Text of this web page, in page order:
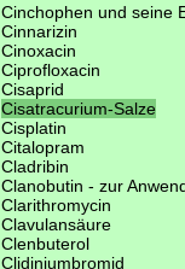
Cinchophen und seine
Cinnarizin
Cinoxacin
Ciprofloxacin
Cisaprid
Cisatracurium-Salze
Cisplatin
Citalopram
Cladribin
Clanobutin - zur
Clarithromycin
Clavulansäure
Clenbuterol
Clidiniumbromid